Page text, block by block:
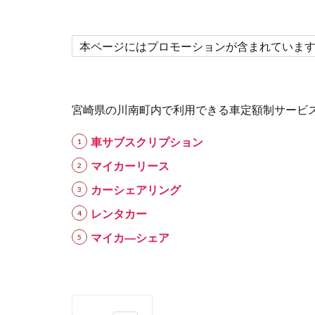
本ページにはプロモーションが含まれています
宮崎県の川南町内で利用できる車定額制サービ
車サブスクリプション
マイカーリース
カーシェアリング
レンタカー
マイカ―シェア